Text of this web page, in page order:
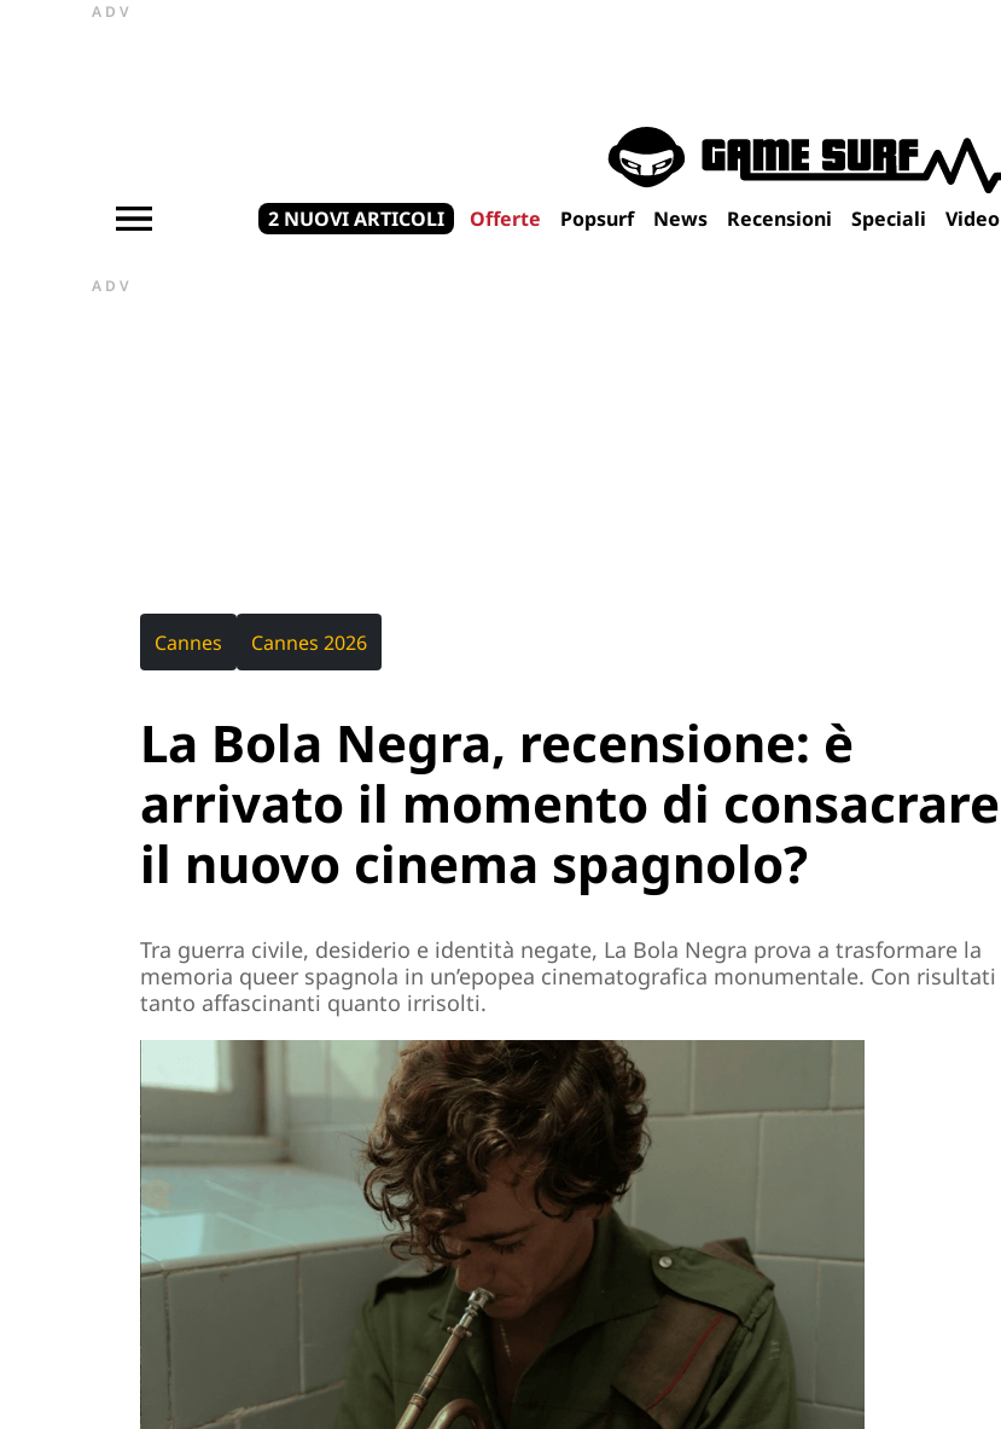
ADV
2 NUOVI ARTICOLI Offerte Popsurf News Recensioni Speciali Video
ADV
Cannes Cannes 2026
La Bola Negra, recensione: è
arrivato il momento di consacrare
il nuovo cinema spagnolo?
Tra guerra civile, desiderio e identità negate, La Bola Negra prova a trasformare la
memoria queer spagnola in un’epopea cinematografica monumentale. Con risultati
tanto affascinanti quanto irrisolti.